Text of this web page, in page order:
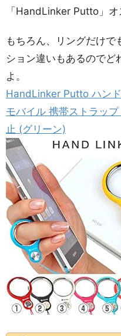
「HandLinker Putto」オ
もちろん、リングだけで
ション違いもあるのでど
よ。
HandLinker Putto ハン
モバイル 携帯ストラッ
止 (グリーン)